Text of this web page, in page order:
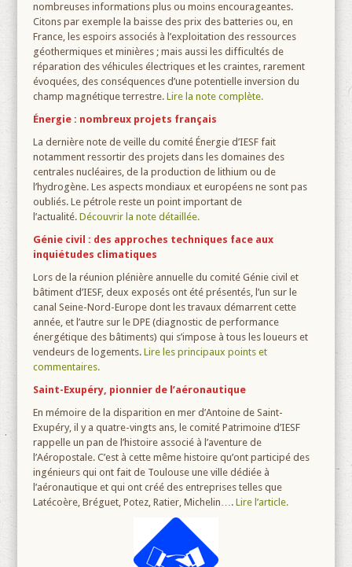
nombreuses informations plus ou moins encourageantes.
Citons par exemple la baisse des prix des batteries ou, en
France, les espoirs associés à l’exploitation des ressources
géothermiques et minières ; mais aussi les difficultés de
réparation des véhicules électriques et les craintes, rarement
évoquées, des conséquences d’une potentielle inversion du
champ magnétique terrestre.Lire la note complète.
Énergie : nombreux projets français
La dernière note de veille du comité Énergie d’IESF fait
notamment ressortir des projets dans les domaines des
centrales nucléaires, de la production de lithium ou de
l’hydrogène. Les aspects mondiaux et européens ne sont pas
oubliés. Le pétrole reste un point important de
l’actualité.Découvrir la note détaillée.
Génie civil : des approches techniques face aux
inquiétudes climatiques
Lors de la réunion plénière annuelle du comité Génie civil et
bâtiment d’IESF, deux exposés ont été présentés, l’un sur le
canal Seine-Nord-Europe dont les travaux démarrent cette
année, et l’autre sur le DPE (diagnostic de performance
énergétique des bâtiments) qui s’impose à tous les loueurs et
vendeurs de logements. Lire les principaux points et
commentaires.
Saint-Exupéry, pionnier de l’aéronautique
En mémoire de la disparition en mer d’Antoine de Saint-
Exupéry, il y a quatre-vingts ans, le comité Patrimoine d’IESF
rappelle un pan de l’histoire associé à l’aventure de
l’Aéropostale. C’est à cette même histoire qu’ont participé des
ingénieurs qui ont fait de Toulouse une ville dédiée à
l’aéronautique et qui ont créé des entreprises telles que
Latécoère, Bréguet, Potez, Ratier, Michelin….Lire l’article.